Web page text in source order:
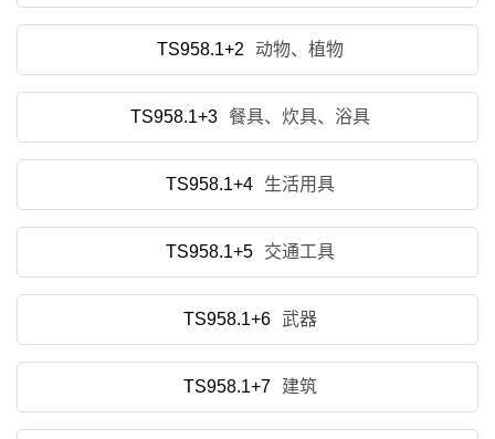
TS958.1+2 动物、植物
TS958.1+3 餐具、炊具、浴具
TS958.1+4 生活用具
TS958.1+5 交通工具
TS958.1+6 武器
TS958.1+7 建筑